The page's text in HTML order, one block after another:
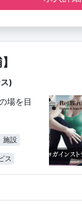
)
場を目
施設
ス